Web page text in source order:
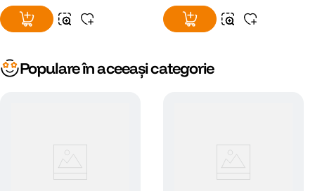
SPECIFICATII VIDEO:
inregistrare
video
Full HD 1080p @ 60 fps
Cod producator
Populare în aceeași categorie